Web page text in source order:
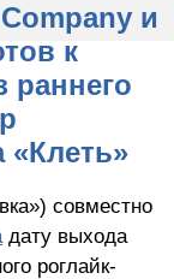
и
к
раннего
«Клеть»
совместно
дату выхода
роглайк-